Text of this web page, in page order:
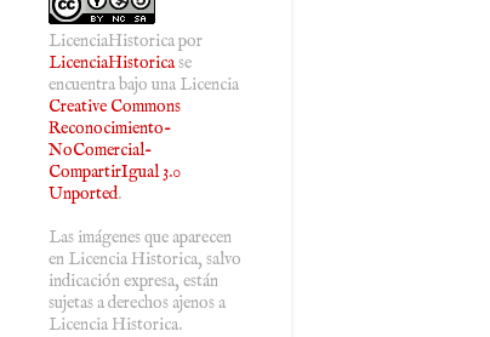
LicenciaHistoricapor
LicenciaHistoricase
encuentra bajo una Licencia
Creative Commons
Reconocimiento-
NoComercial-
CompartirIgual 3.0
Unported.
Las imágenes que aparecen
en Licencia Historica, salvo
indicación expresa, están
sujetas a derechos ajenos a
Licencia Historica.